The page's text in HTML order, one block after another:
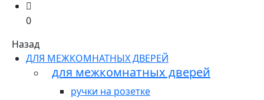
0
Назад
ДЛЯ МЕЖКОМНАТНЫХ ДВЕРЕЙ
для межкомнатных дверей
ручки на розетке